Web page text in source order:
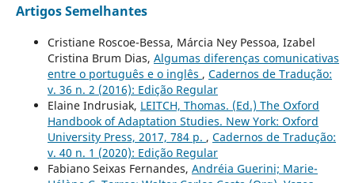
Artigos Semelhantes
Cristiane Roscoe-Bessa, Márcia Ney Pessoa, Izabel
Cristina Brum Dias, Algumas diferenças comunicativas
entre o português e o inglês , Cadernos de Tradução:
v. 36 n. 2 (2016): Edição Regular
Elaine Indrusiak, LEITCH, Thomas. (Ed.) The Oxford
Handbook of Adaptation Studies. New York: Oxford
University Press, 2017, 784 p. , Cadernos de Tradução:
v. 40 n. 1 (2020): Edição Regular
Fabiano Seixas Fernandes, Andréia Guerini; Marie-